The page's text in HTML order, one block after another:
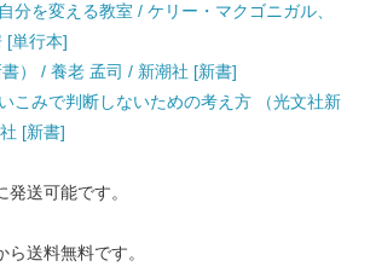
分を変える教室 / ケリー・マクゴニガル、
[単行本]
） / 養老 孟司 / 新潮社 [新書]
こみで判断しないための考え方 （光文社新
[新書]
送可能です。
送料無料です。